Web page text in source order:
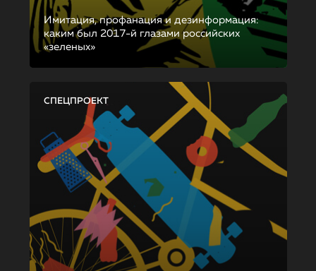
Имитация, профанация и дезинформация:
каким был 2017-й глазами российских
«зеленых»
СПЕЦПРОЕКТ